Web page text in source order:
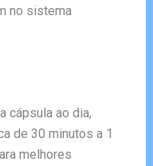
no sistema
cápsula ao dia,
de 30 minutos a 1
melhores